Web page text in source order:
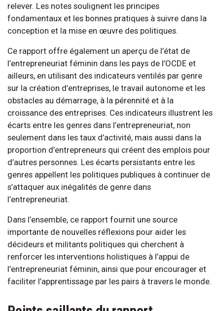
relever. Les notes soulignent les principes
fondamentaux et les bonnes pratiques à suivre dans la
conception et la mise en œuvre des politiques.
Ce rapport offre également un aperçu de l’état de
l’entrepreneuriat féminin dans les pays de l’OCDE et
ailleurs, en utilisant des indicateurs ventilés par genre
sur la création d’entreprises, le travail autonome et les
obstacles au démarrage, à la pérennité et à la
croissance des entreprises. Ces indicateurs illustrent les
écarts entre les genres dans l’entrepreneuriat, non
seulement dans les taux d’activité, mais aussi dans la
proportion d’entrepreneurs qui créent des emplois pour
d’autres personnes. Les écarts persistants entre les
genres appellent les politiques publiques à continuer de
s’attaquer aux inégalités de genre dans
l’entrepreneuriat.
Dans l’ensemble, ce rapport fournit une source
importante de nouvelles réflexions pour aider les
décideurs et militants politiques qui cherchent à
renforcer les interventions holistiques à l’appui de
l’entrepreneuriat féminin, ainsi que pour encourager et
faciliter l’apprentissage par les pairs à travers le monde.